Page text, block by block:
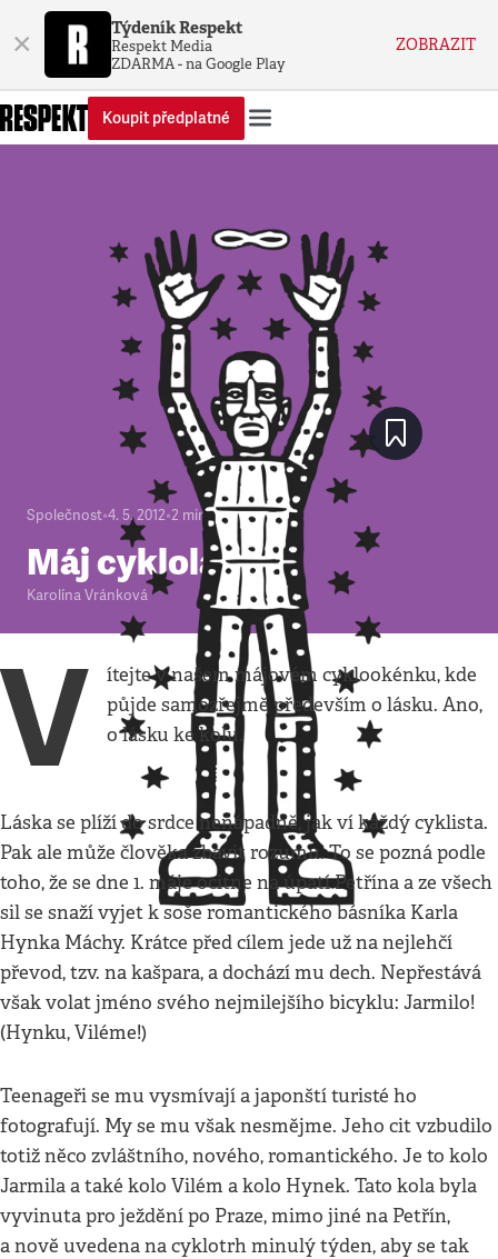
× Týdeník Respekt
Respekt Media
ZDARMA - na Google Play
ZOBRAZIT
Koupit předplatné
Společnost•4. 5. 2012•2 minuty
Máj cyklolásky
Karolína Vránková
V
ítejte v našem májovém cyklookénku, kde
půjde samozřejmě především o lásku. Ano,
o lásku ke kolu.
Láska se plíží do srdce nenápadně, jak ví každý cyklista.
Pak ale může člověka zbavit rozumu. To se pozná podle
toho, že se dne 1. máje ocitne na úpatí Petřína a ze všech
sil se snaží vyjet k soše romantického básníka Karla
Hynka Máchy. Krátce před cílem jede už na nejlehčí
převod, tzv. na kašpara, a dochází mu dech. Nepřestává
však volat jméno svého nejmilejšího bicyklu: Jarmilo!
(Hynku, Viléme!)
Teenageři se mu vysmívají a japonští turisté ho
fotografují. My se mu však nesmějme. Jeho cit vzbudilo
totiž něco zvláštního, nového, romantického. Je to kolo
Jarmila a také kolo Vilém a kolo Hynek. Tato kola byla
vyvinuta pro ježdění po Praze, mimo jiné na Petřín,
a nově uvedena na cyklotrh minulý týden, aby se tak